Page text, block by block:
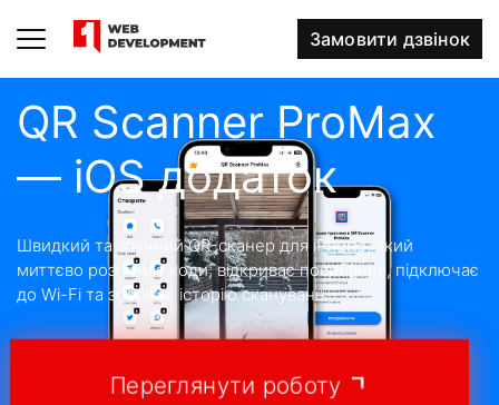
Замовити дзвінок
QR Scanner ProMax
— iOS додаток
Швидкий та зручний QR-сканер для iPhone, який
миттєво розпізнає коди, відкриває посилання, підключає
до Wi-Fi та зберігає історію сканувань.
Переглянути роботу